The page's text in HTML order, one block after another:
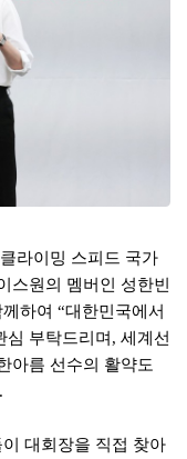
라이밍 스피드 국가
스원의 멤버인 성한빈
하여 “대한민국에서
심 부탁드리며, 세계선
아름 선수의 활약도
.
대회장을 직접 찾아